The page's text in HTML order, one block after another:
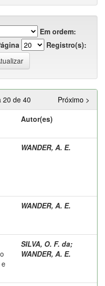
Em ordem:
Registro(s):
20 de 40
Próximo >
Autor(es)
WANDER, A. E.
WANDER, A. E.
SILVA, O. F. da;
WANDER, A. E.